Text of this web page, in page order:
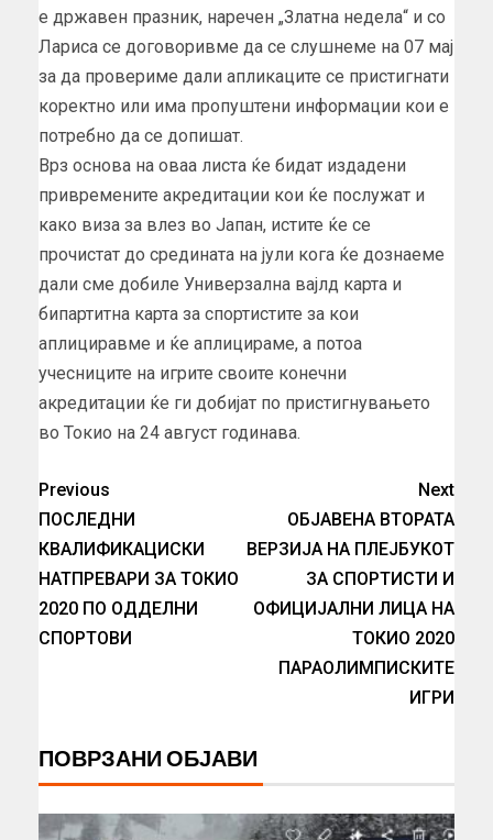
е државен празник, наречен „Златна недела“ и со
Лариса се договоривме да се слушнеме на 07 мај
за да провериме дали апликаците се пристигнати
коректно или има пропуштени информации кои е
потребно да се допишат.
Врз основа на оваа листа ќе бидат издадени
привремените акредитации кои ќе послужат и
како виза за влез во Јапан, истите ќе се
прочистат до средината на јули кога ќе дознаеме
дали сме добиле Универзална вајлд карта и
бипартитна карта за спортистите за кои
аплициравме и ќе аплицираме, а потоа
учесниците на игрите своите конечни
акредитации ќе ги добијат по пристигнувањето
во Токио на 24 август годинава.
Previous
ПОСЛЕДНИ
КВАЛИФИКАЦИСКИ
НАТПРЕВАРИ ЗА ТОКИО
2020 ПО ОДДЕЛНИ
СПОРТОВИ
Next
ОБЈАВЕНА ВТОРАТА
ВЕРЗИЈА НА ПЛЕЈБУКОТ
ЗА СПОРТИСТИ И
ОФИЦИЈАЛНИ ЛИЦА НА
ТОКИО 2020
ПАРАОЛИМПИСКИТЕ
ИГРИ
ПОВРЗАНИ ОБЈАВИ